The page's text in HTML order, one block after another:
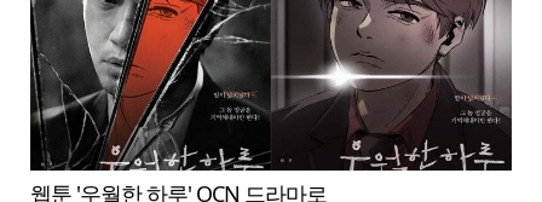
웹툰 '우월한 하루' OCN 드라마로